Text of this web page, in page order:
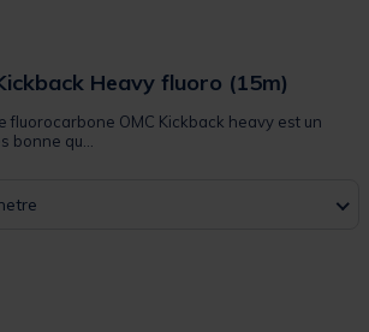
Heavy fluoro (15m)
fluorocarbone OMC Kickback heavy est un
qu...